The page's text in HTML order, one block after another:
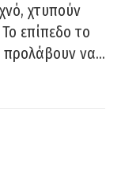
χτυπούν
επίπεδο το
προλάβουν να…